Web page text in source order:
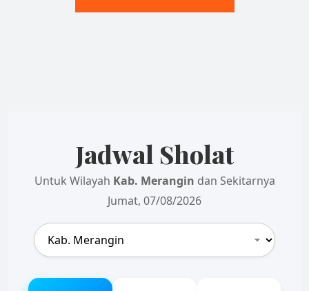
Jadwal Sholat
Untuk Wilayah Kab. Merangin dan Sekitarnya
Jumat, 07/08/2026